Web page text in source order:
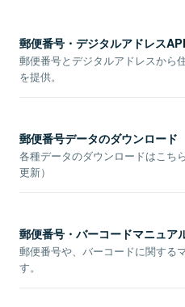
郵便番号・デジタルアドレスAPI
郵便番号とデジタルアドレスから
を提供。
郵便番号データのダウンロード
各種データのダウンロードはこち
更新）
郵便番号・バーコードマニュア
郵便番号や、バーコードに関する
す。